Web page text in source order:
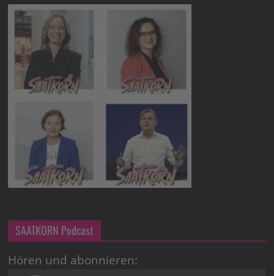
SAATKORN Podcast
Hören und abonnieren: